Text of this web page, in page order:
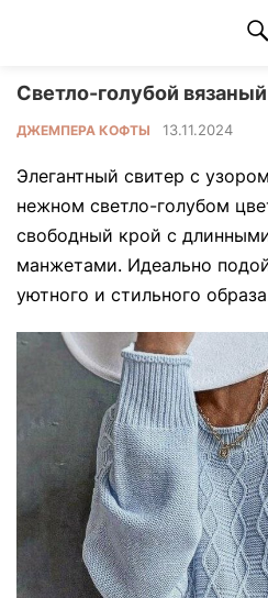
Светло-голубой
ДЖЕМПЕРА КОФТЫ 13.11.2024
Элегантный свитер с
нежном светло-голубом
свободный крой с
манжетами. Идеально
уютного и стильного